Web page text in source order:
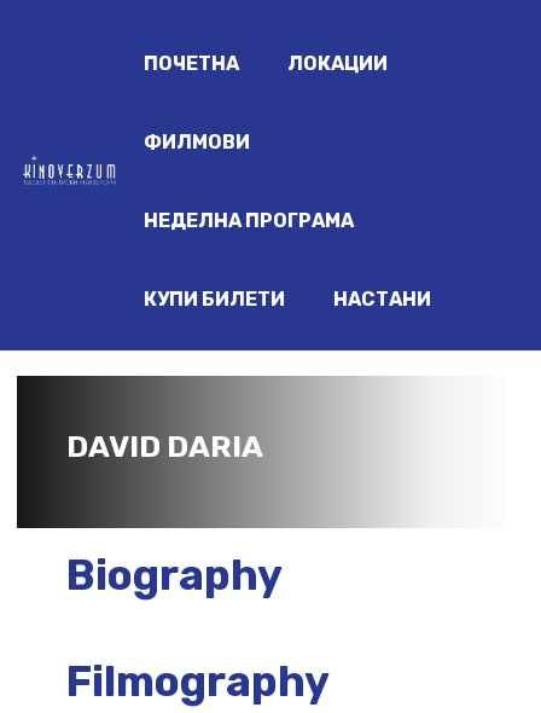
ПОЧЕТНА ЛОКАЦИИ
ФИЛМОВИ
НЕДЕЛНА ПРОГРАМА
КУПИ БИЛЕТИ НАСТАНИ
DAVID DARIA
Biography
Filmography